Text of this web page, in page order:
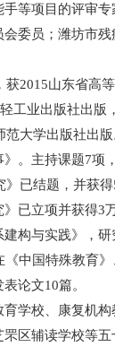
等项目的评审
委员；潍坊市
2015山东省高
工业出版社出版 ，
范大学出版社出
》。主持课题7项
已结题，并获
已立项并获得3
构与实践》，研
《中国特殊教育》
表论文10篇。
育学校、康复机构
区辅读学校等